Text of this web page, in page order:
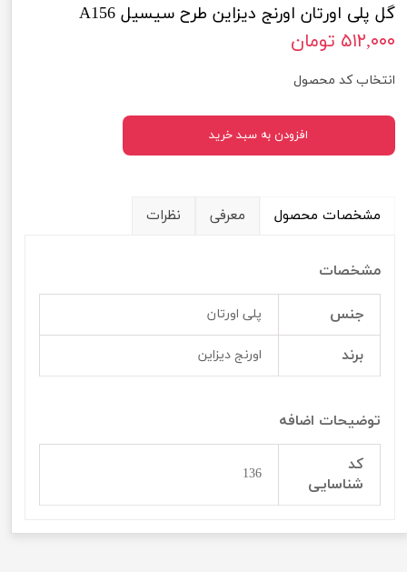
گل پلی اورتان اورنج دیزاین طرح سیسیل A156
۵۱۲,۰۰۰ تومان
انتخاب کد محصول
افزودن به سبد خرید
مشخصات محصول معرفی نظرات
مشخصات
جنس پلی اورتان
برند اورنج دیزاین
توضیحات اضافه
کد
شناسایی
136